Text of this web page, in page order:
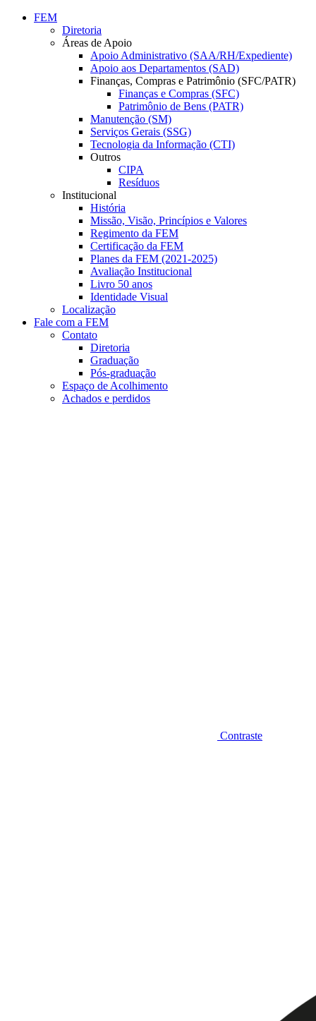
Conteúdo principal
FEM
Diretoria
Áreas de Apoio
Apoio Administrativo (SAA/RH/Expediente)
Apoio aos Departamentos (SAD)
Finanças, Compras e Patrimônio (SFC/PATR)
Finanças e Compras (SFC)
Patrimônio de Bens (PATR)
Manutenção (SM)
Serviços Gerais (SSG)
Tecnologia da Informação (CTI)
Outros
CIPA
Resíduos
Institucional
História
Missão, Visão, Princípios e Valores
Regimento da FEM
Certificação da FEM
Planes da FEM (2021-2025)
Avaliação Institucional
Livro 50 anos
Identidade Visual
Localização
Fale com a FEM
Contato
Diretoria
Graduação
Pós-graduação
Espaço de Acolhimento
Achados e perdidos
Contraste